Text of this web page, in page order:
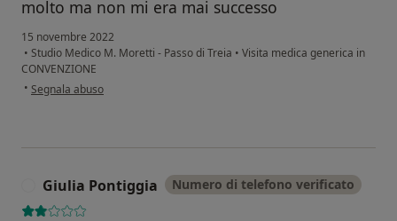
molto ma non mi era mai successo
15 novembre 2022
• Studio Medico M. Moretti - Passo di Treia • Visita medica generica in
CONVENZIONE
• secondo l'opinione dell'utente G P
Segnala abuso
Giulia Pontiggia Numero di telefono verificato